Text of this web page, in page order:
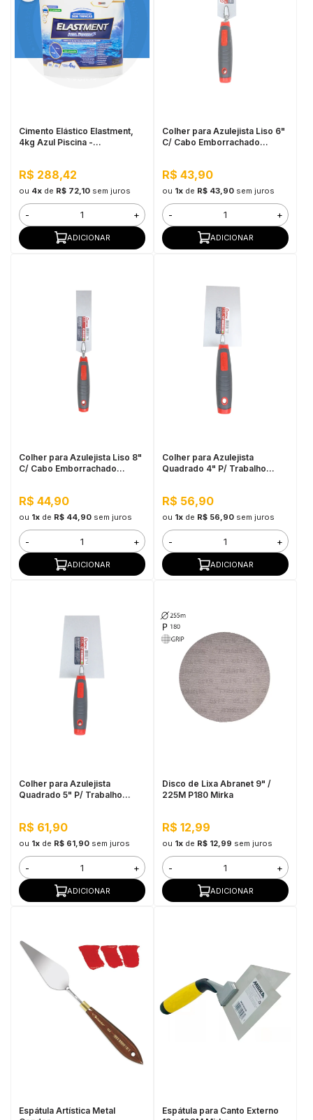
Cimento Elástico Elastment,
4kg Azul Piscina -
R$ 288,42
ou 4xde R$ 72,10 sem juros
- +
ADICIONAR
Colher para Azulejista Liso 6"
C/ Cabo Emborrachado
R$ 43,90
ou 1xde R$ 43,90 sem juros
- +
ADICIONAR
Colher para Azulejista Liso 8"
C/ Cabo Emborrachado
R$ 44,90
ou 1xde R$ 44,90 sem juros
- +
ADICIONAR
Colher para Azulejista
Quadrado 4" P/ Trabalho
R$ 56,90
ou 1xde R$ 56,90 sem juros
- +
ADICIONAR
Colher para Azulejista
Quadrado 5" P/ Trabalho
R$ 61,90
ou 1xde R$ 61,90 sem juros
- +
ADICIONAR
Disco de Lixa Abranet 9" /
225M P180 Mirka
R$ 12,99
ou 1xde R$ 12,99 sem juros
- +
ADICIONAR
Espátula Artística Metal
Espátula para Canto Externo